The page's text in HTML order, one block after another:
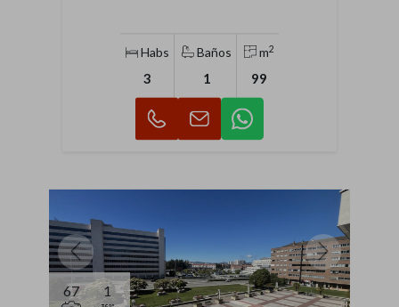
Habs
3
Baños
1
m2
99
67 1